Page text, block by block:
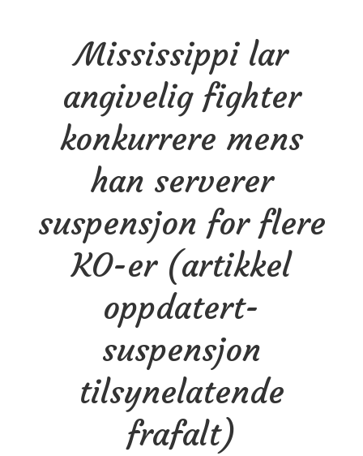
musikere
bruker
Fitbit
for
å
på
Ragnar
Relay
Mississippi lar
angivelig fighter
konkurrere mens
han serverer
suspensjon for flere
KO-er (artikkel
oppdatert-
suspensjon
tilsynelatende
frafalt)